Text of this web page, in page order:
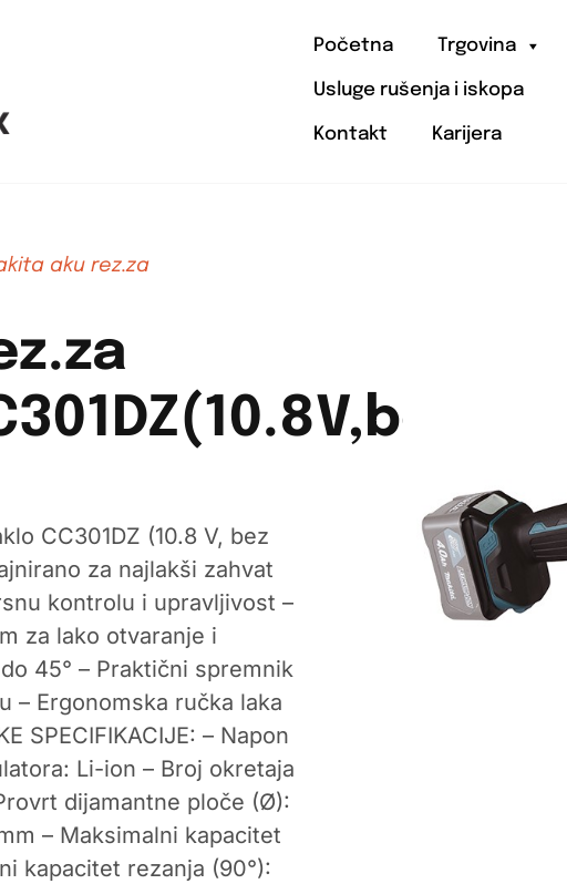
Početna Trgovina
Usluge rušenja i iskopa
Kontakt Karijera
aku rez.za
CC301DZ (10.8 V, bez
za najlakši zahvat
kontrolu i upravljivost –
za lako otvaranje i
45° – Praktični spremnik
– Ergonomska ručka laka
SPECIFIKACIJE: – Napon
Li-ion – Broj okretaja
dijamantne ploče (Ø):
– Maksimalni kapacitet
kapacitet rezanja (90°):